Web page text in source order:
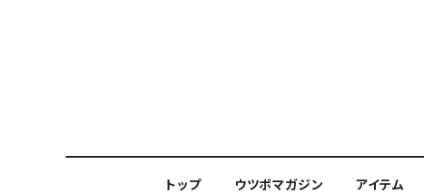
トップ ウツボマガジン アイテム